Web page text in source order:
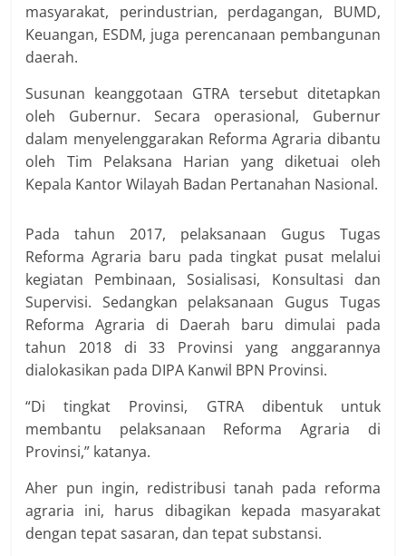
masyarakat, perindustrian, perdagangan, BUMD,
Keuangan, ESDM, juga perencanaan pembangunan
daerah.
Susunan keanggotaan GTRA tersebut ditetapkan
oleh Gubernur. Secara operasional, Gubernur
dalam menyelenggarakan Reforma Agraria dibantu
oleh Tim Pelaksana Harian yang diketuai oleh
Kepala Kantor Wilayah Badan Pertanahan Nasional.
Pada tahun 2017, pelaksanaan Gugus Tugas
Reforma Agraria baru pada tingkat pusat melalui
kegiatan Pembinaan, Sosialisasi, Konsultasi dan
Supervisi. Sedangkan pelaksanaan Gugus Tugas
Reforma Agraria di Daerah baru dimulai pada
tahun 2018 di 33 Provinsi yang anggarannya
dialokasikan pada DIPA Kanwil BPN Provinsi.
“Di tingkat Provinsi, GTRA dibentuk untuk
membantu pelaksanaan Reforma Agraria di
Provinsi,” katanya.
Aher pun ingin, redistribusi tanah pada reforma
agraria ini, harus dibagikan kepada masyarakat
dengan tepat sasaran, dan tepat substansi.